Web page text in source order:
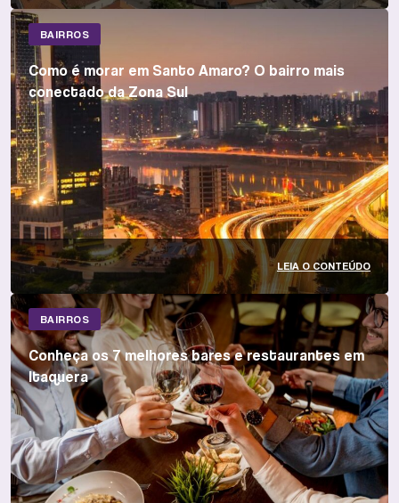
BAIRROS
Como é morar em Santo Amaro? O bairro mais
conectado da Zona Sul
LEIA O CONTEÚDO
BAIRROS
Conheça os 7 melhores bares e restaurantes em
Itaquera